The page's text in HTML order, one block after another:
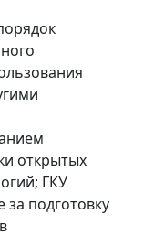
открытых
ГКУ
подготовку